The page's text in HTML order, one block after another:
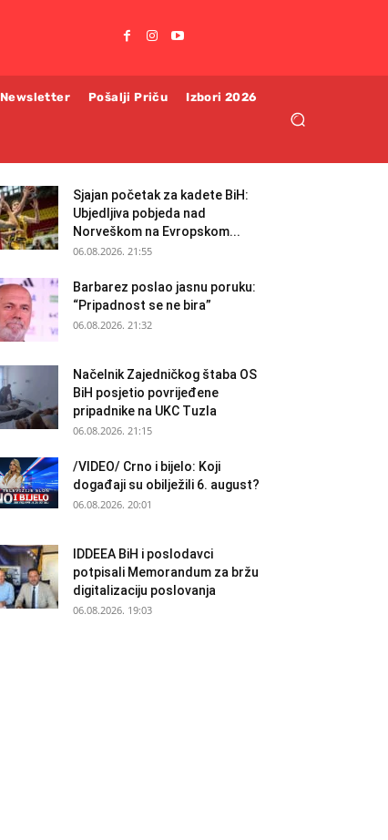
Newsletter Pošalji Priču Izbori 2026
Sjajan početak za kadete BiH:
Ubjedljiva pobjeda nad
Norveškom na Evropskom...
06.08.2026. 21:55
Barbarez poslao jasnu poruku:
“Pripadnost se ne bira”
06.08.2026. 21:32
Načelnik Zajedničkog štaba OS
BiH posjetio povrijeđene
pripadnike na UKC Tuzla
06.08.2026. 21:15
/VIDEO/ Crno i bijelo: Koji
događaji su obilježili 6. august?
06.08.2026. 20:01
IDDEEA BiH i poslodavci
potpisali Memorandum za bržu
digitalizaciju poslovanja
06.08.2026. 19:03